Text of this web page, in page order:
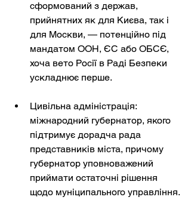
сформований з держав,
прийнятних як для Києва, так і
для Москви, — потенційно під
мандатом ООН, ЄС або ОБСЄ,
хоча вето Росії в Раді Безпеки
ускладнює перше.
Цивільна адміністрація:
міжнародний губернатор, якого
підтримує дорадча рада
представників міста, причому
губернатор уповноважений
приймати остаточні рішення
щодо муніципального управління.